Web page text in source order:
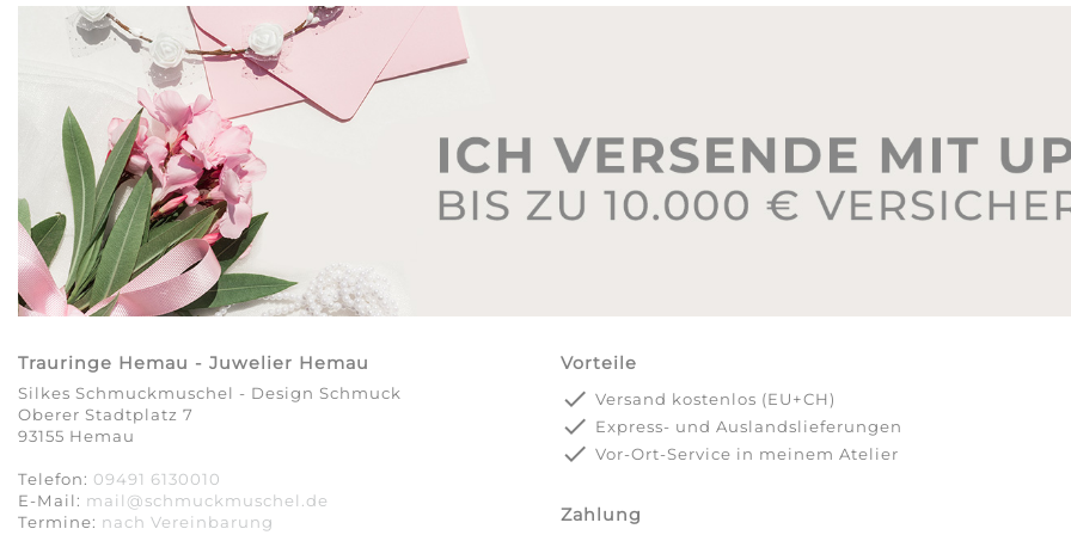
Trauringe Hemau - Juwelier Hemau
Silkes Schmuckmuschel - Design Schmuck
Oberer Stadtplatz 7
93155 Hemau
Telefon: 09491 6130010
E-Mail: mail@schmuckmuschel.de
Termine: nach Vereinbarung​​​​​​​
Vorteile
done Versand kostenlos (EU+CH)
done Express- und Auslandslieferungen
done Vor-Ort-Service in meinem Atelier
Zahlung